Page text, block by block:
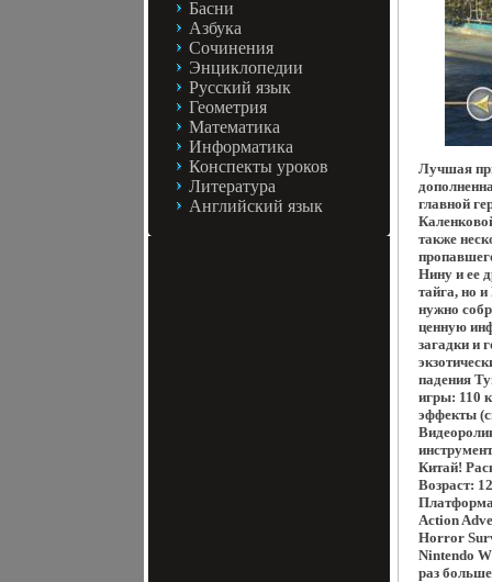
Басни
Азбука
Сочинения
Энциклопедии
Русский язык
Геометрия
Математика
Информатика
Конспекты уроков
Литература
Английский язык
Лучшая
главной
также
Нину и ее
тайга, но
нужно
ценную
загадки и
падения
игры: 110
эффекты
Китай!
Возраст:
Action
Horror
Nintendo
раз